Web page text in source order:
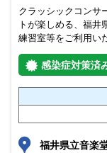
クラッシックコンサ
トが楽しめる、福井
練習室等をご利用い
感染症対策済
福井県立音楽